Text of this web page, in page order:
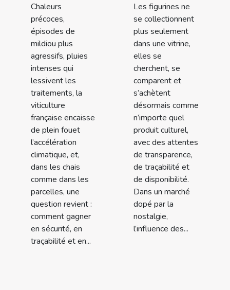
Chaleurs
précoces,
épisodes de
mildiou plus
agressifs, pluies
intenses qui
lessivent les
traitements, la
viticulture
française encaisse
de plein fouet
l’accélération
climatique, et,
dans les chais
comme dans les
parcelles, une
question revient :
comment gagner
en sécurité, en
traçabilité et en...
Les figurines ne
se collectionnent
plus seulement
dans une vitrine,
elles se
cherchent, se
comparent et
s’achètent
désormais comme
n’importe quel
produit culturel,
avec des attentes
de transparence,
de traçabilité et
de disponibilité.
Dans un marché
dopé par la
nostalgie,
l’influence des...